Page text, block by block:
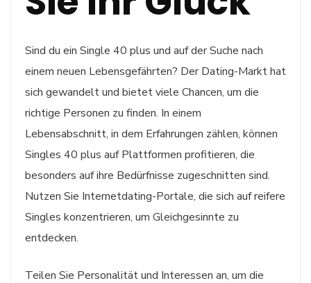
Sind du ein Single 40 plus und auf der Suche nach
einem neuen Lebensgefährten? Der Dating-Markt hat
sich gewandelt und bietet viele Chancen, um die
richtige Personen zu finden. In einem
Lebensabschnitt, in dem Erfahrungen zählen, können
Singles 40 plus auf Plattformen profitieren, die
besonders auf ihre Bedürfnisse zugeschnitten sind.
Nutzen Sie Internetdating-Portale, die sich auf reifere
Singles konzentrieren, um Gleichgesinnte zu
entdecken.
Teilen Sie Personalität und Interessen an, um die